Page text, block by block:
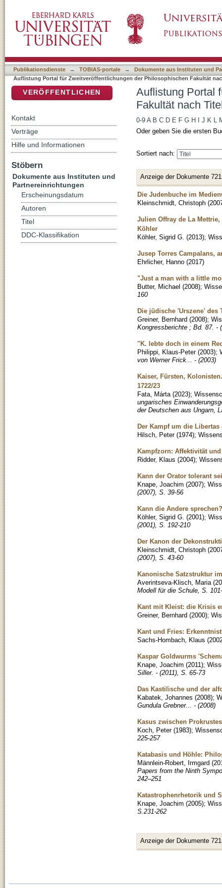
Publikationsdienste → TOBIAS-portale →
Dokumente aus Instituten und
Auflistung Portal für Zweitveröffentlichungen der Philosophischen Fakultät
Auflistung Portal
Fakultät nach
0-9 A B C D E F G H J K L
Oder geben Sie die ersten
Sortiert nach:
Anzeige der Dokumente
Die Judenbuche im
Kleinschmidt, Christoph (
Julien Offray de La
Köhler
Köhler, Sigrid G. (2013);
Jusep Torres Campalans,
Ehrlicher, Hanno (2017)
"Just a man with a little
Butter, Michael (2008);
160
Die jüdische 'Urszene' des
Greiner, Bernhard (2008);
Kongressberichte ; Bd. 87. -
"K. lebte doch in einem
Philippi, Klaus-Peter (2003);
von Werner Frick... - (2003)
Kaiser, Fürsten,
1722/23
Fata, Márta (2023);
ungarisches
der Deutschen aus Ungarn,
Der Kampf um die
Hilsch, Peter (1974);
Kampfzorn: Affektivität
Ridder, Klaus (2004);
Kann der Orator tolerant
Knape, Joachim (2007);
(2007), S. 39-56
Kann die Andere
Köhler, Sigrid G. (2001);
(2001), S. 192-210
Der Kanon der
Kleinschmidt, Christoph (
(2007), S. 43-60
Kanonische Satzstruktur
Averintseva-Klisch, Maria (
Modell für die Schule, S.
Kant mit Kleist: die Krisis
Greiner, Bernhard (2000);
Kant und Fries:
Sachs-Hombach, Klaus (
Kaspar Goldwurms
Knape, Joachim (2011);
Siller. - (2011), S. 65-73
Das Kastilische und der
Kabatek, Johannes (2008);
Gundula Grebner... - (2008)
Kasus zwischen
Koch, Peter (1983);
225-257
Katabasis und Höhle:
Männlein-Robert, Irmgard (
Papers from the Ninth
242–251
Katastrophenrhetorik und
Knape, Joachim (2005);
S.231-262
Anzeige der Dokumente
VERÖFFENTLICHEN
Kontakt
Verträge
Hilfe und Informationen
Stöbern
Dokumente aus Instituten und
Partnereinrichtungen
Erscheinungsdatum
Autoren
Titel
DDC-Klassifikation